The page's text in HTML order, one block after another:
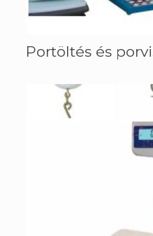
Portöltés és